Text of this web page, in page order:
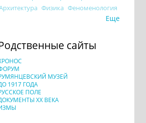
Физика Феноменология
Еще
сайты
МУЗЕЙ
1917 ГОДА
ПОЛЕ
XX ВЕКА